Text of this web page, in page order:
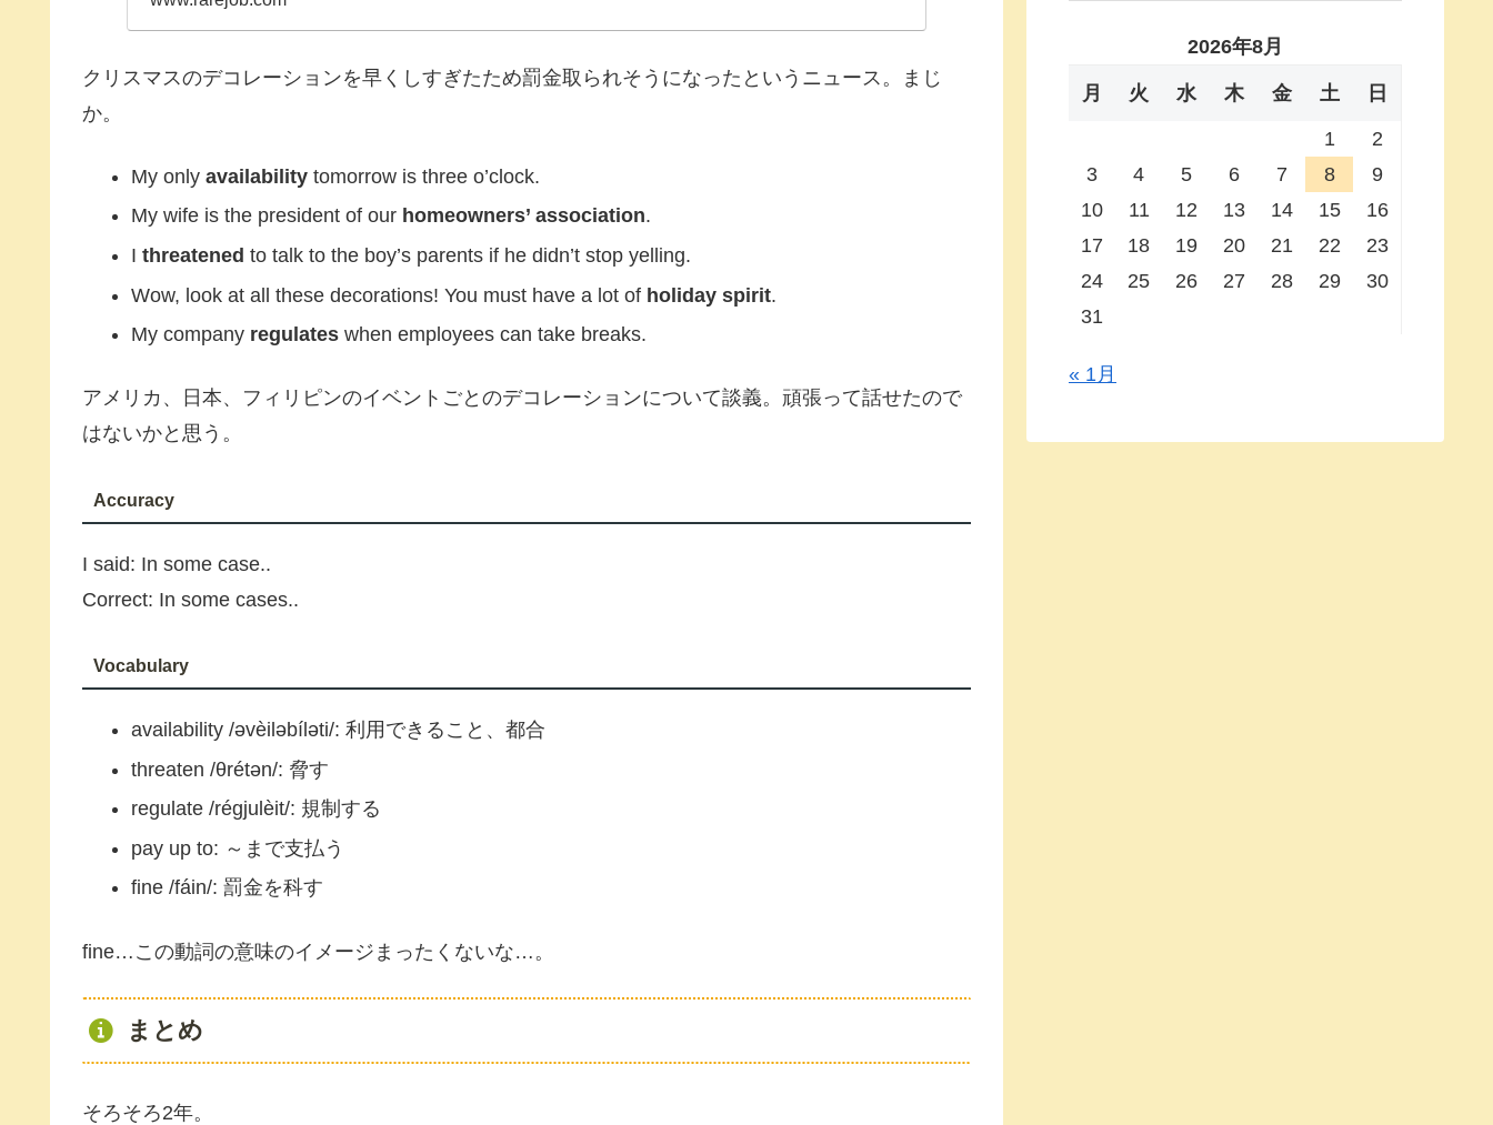
クリスマスのデコレーションを早くしすぎたため罰金取られそうになったというニュース。まじ
か。
My only availabilitytomorrow is three o’clock.
My wife is the president of our homeowners’ association.
I threatened to talk to the boy’s parents if he didn’t stop yelling.
Wow, look at all these decorations! You must have a lot of holiday spirit.
My company regulateswhen employees can take breaks.
アメリカ、日本、フィリピンのイベントごとのデコレーションについて談義。頑張って話せたので
はないかと思う。
Accuracy
I said: In some case..
Correct: In some cases..
Vocabulary
availability /əvèiləbíləti/: 利用できること、都合
threaten /θrétən/: 脅す
regulate /régjulèit/: 規制する
pay up to: ～まで支払う
fine /fáin/: 罰金を科す
fine…この動詞の意味のイメージまったくないな…。
まとめ
そろそろ2年。
2026年8月
月 火 水 木 金 土 日
1
2
3
4 5 6 7 8
9
10
11 12 13 14 15
16
17
18 19 20 21 22
23
24
25 26 27 28 29
30
31
« 1月